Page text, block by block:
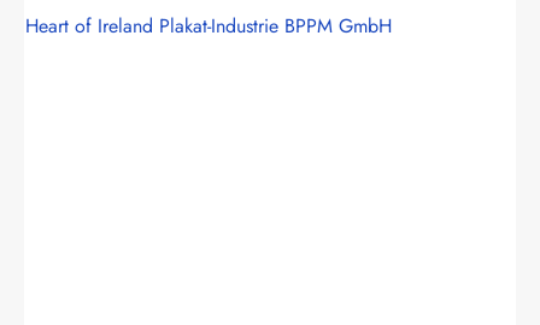
Heart of Ireland Plakat-Industrie BPPM GmbH